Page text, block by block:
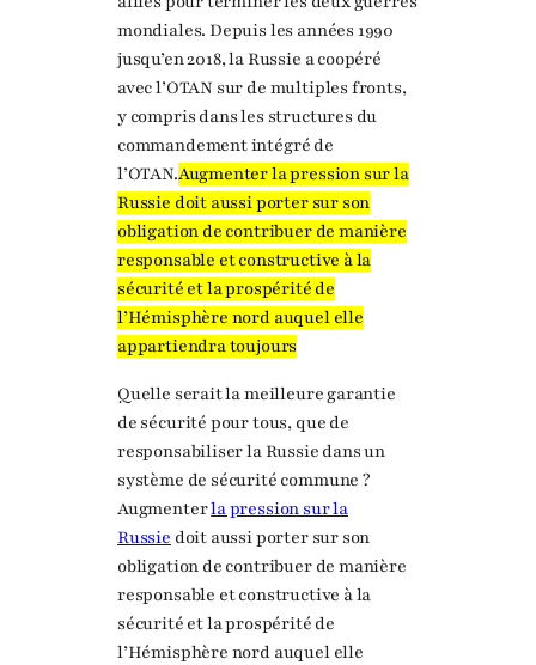
mondiales. Depuis les années 1990
jusqu’en 2018, la Russie a coopéré
avec l’OTAN sur de multiples fronts,
y compris dans les structures du
commandement intégré de
l’OTAN.Augmenter la pression sur la
Russie doit aussi porter sur son
obligation de contribuer de manière
responsable et constructive à la
sécurité et la prospérité de
l’Hémisphère nord auquel elle
appartiendra toujours
Quelle serait la meilleure garantie
de sécurité pour tous, que de
responsabiliser la Russie dans un
système de sécurité commune ?
Augmenterla pression sur la
Russie doit aussi porter sur son
obligation de contribuer de manière
responsable et constructive à la
sécurité et la prospérité de
l’Hémisphère nord auquel elle